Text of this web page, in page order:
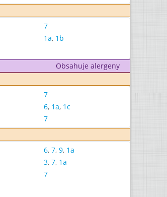
7
1a, 1b
Obsahuje alergeny
7
6, 1a, 1c
7
6, 7, 9, 1a
3, 7, 1a
7